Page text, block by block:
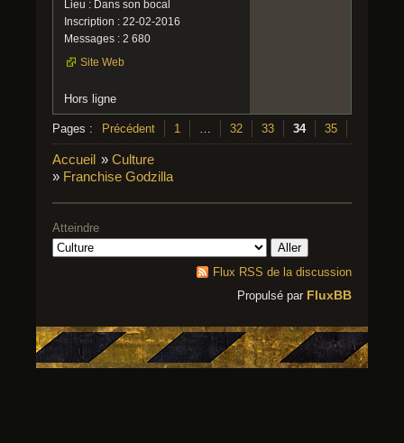
Lieu : Dans son bocal
Inscription : 22-02-2016
Messages : 2 680
Site Web
Hors ligne
Pages : Précédent 1 32 33 34 35
Accueil » Culture
» Franchise Godzilla
Atteindre
Flux RSS de la discussion
Propulsé par FluxBB